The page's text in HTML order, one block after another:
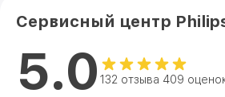
Сервисный центр
5.0 132 отзыва 409